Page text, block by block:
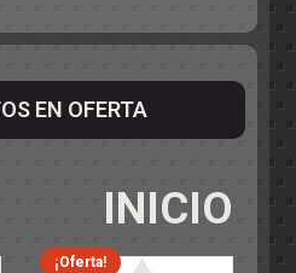
EN OFERTA
INICIO
¡Oferta!